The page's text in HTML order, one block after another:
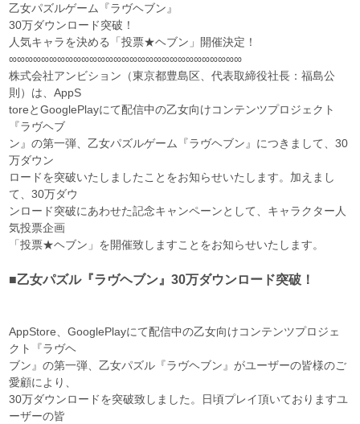
乙女パズルゲーム『ラヴヘブン』
30万ダウンロード突破！
人気キャラを決める「投票★ヘブン」開催決定！
∞∞∞∞∞∞∞∞∞∞∞∞∞∞∞∞∞∞∞∞∞∞∞∞∞∞∞∞∞
株式会社アンビション（東京都豊島区、代表取締役社長：福島公
則）は、AppS
toreとGooglePlayにて配信中の乙女向けコンテンツプロジェクト
『ラヴヘブ
ン』の第一弾、乙女パズルゲーム『ラヴヘブン』につきまして、30
万ダウン
ロードを突破いたしましたことをお知らせいたします。加えまし
て、30万ダウ
ンロード突破にあわせた記念キャンペーンとして、キャラクター人
気投票企画
「投票★ヘブン」を開催致しますことをお知らせいたします。
■乙女パズル『ラヴヘブン』30万ダウンロード突破！
AppStore、GooglePlayにて配信中の乙女向けコンテンツプロジェ
クト『ラヴヘ
ブン』の第一弾、乙女パズル『ラヴヘブン』がユーザーの皆様のご
愛顧により、
30万ダウンロードを突破致しました。日頃プレイ頂いておりますユ
ーザーの皆